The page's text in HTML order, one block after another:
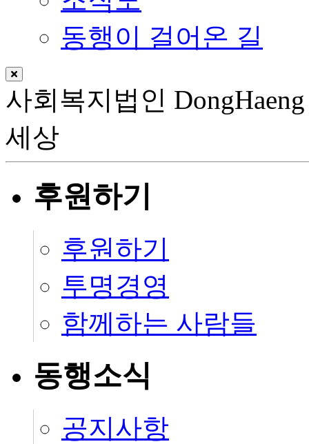
동행이 걸어온 길
사회복지법인
세상
후원하기
후원하기
투명경영
함께하는 사람들
동행소식
공지사항